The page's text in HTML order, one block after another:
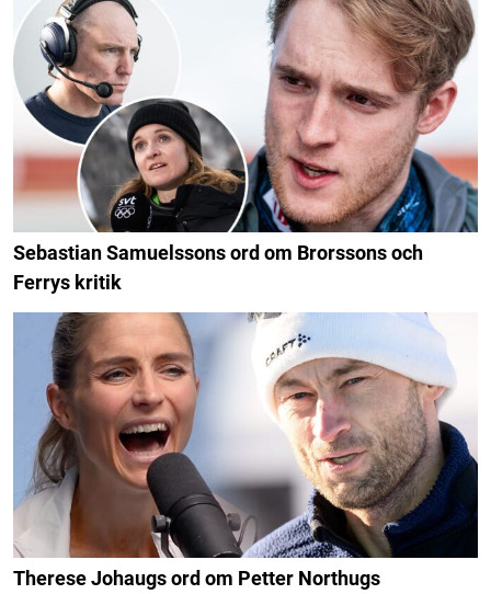
Sebastian Samuelssons ord om Brorssons och
Ferrys kritik
Therese Johaugs ord om Petter Northugs